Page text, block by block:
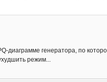
диаграмме генератора, по
режим...